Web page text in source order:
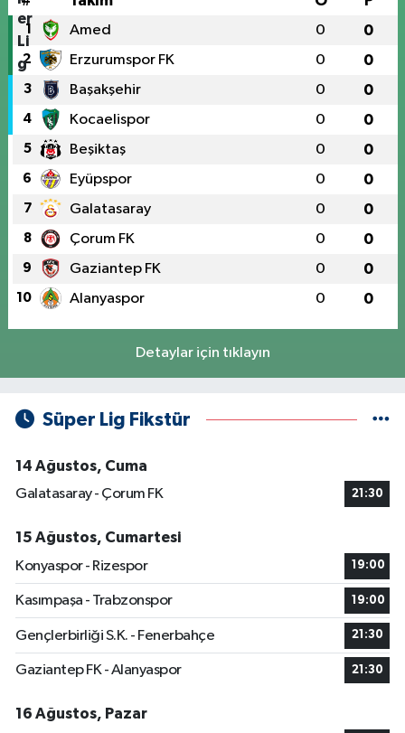
1 Amed 0 0
2 Erzurumspor FK 0 0
3 Başakşehir 0 0
4 Kocaelispor 0 0
5 Beşiktaş 0 0
6 Eyüpspor 0 0
7 Galatasaray 0 0
8 Çorum FK 0 0
9 Gaziantep FK 0 0
10 Alanyaspor 0 0
Detaylar için tıklayın
Süper Lig Fikstür
14 Ağustos, Cuma
Galatasaray - Çorum FK
21:30
15 Ağustos, Cumartesi
Konyaspor - Rizespor
19:00
Kasımpaşa - Trabzonspor 19:00
Gençlerbirliği S.K. - Fenerbahçe 21:30
Gaziantep FK - Alanyaspor 21:30
16 Ağustos, Pazar